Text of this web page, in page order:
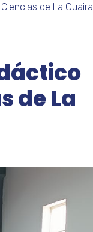
de La Guaira
de La